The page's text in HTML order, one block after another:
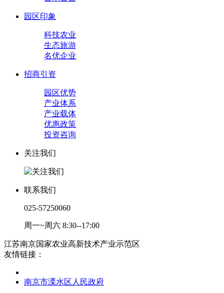
园区印象
科技农业
生态旅游
名优企业
招商引资
园区优势
产业体系
产业载体
优惠政策
投资咨询
关注我们
联系我们
025-57250060
周一~周六 8:30--17:00
江苏南京国家农业高新技术产业示范区
友情链接：
南京市溧水区人民政府